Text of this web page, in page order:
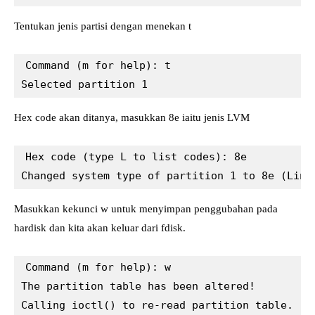
Tentukan jenis partisi dengan menekan t
Command (m for help): t
Selected partition 1
Hex code akan ditanya, masukkan 8e iaitu jenis LVM
Hex code (type L to list codes): 8e
Changed system type of partition 1 to 8e
Masukkan kekunci w untuk menyimpan penggubahan pada
hardisk dan kita akan keluar dari fdisk.
Command (m for help): w
The partition table has been altered!
Calling ioctl() to re-read partition table.